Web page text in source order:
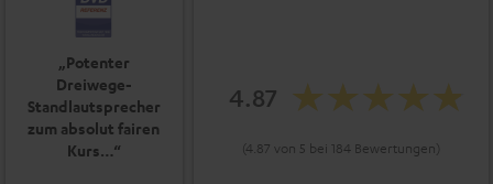
„Potenter
Dreiwege-
Standlautsprecher
zum absolut fairen
Kurs…“
4.87
(4.87 von 5 bei 184 Bewertungen)